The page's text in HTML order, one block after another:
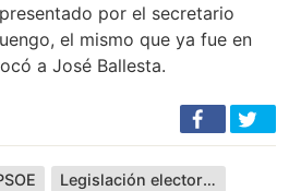
por el secretario
el mismo que ya fue en
a José Ballesta.
Legislación electoral española